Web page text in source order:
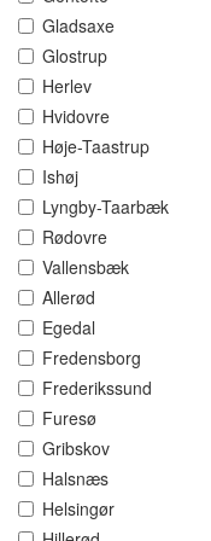
Gladsaxe
Glostrup
Herlev
Hvidovre
Høje-Taastrup
Ishøj
Lyngby-Taarbæk
Rødovre
Vallensbæk
Allerød
Egedal
Fredensborg
Frederikssund
Furesø
Gribskov
Halsnæs
Helsingør